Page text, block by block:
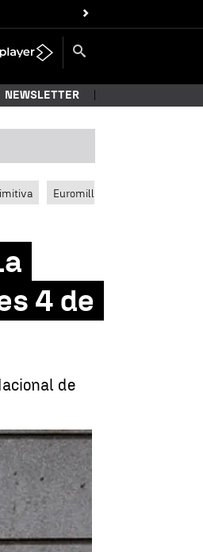
NEWSLETTER
Euromillones
4 de
de